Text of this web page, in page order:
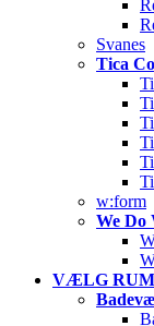
Svanes
Tica
w:form
We Do
VÆLG RUM